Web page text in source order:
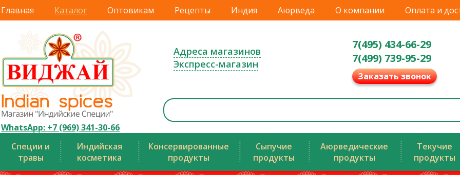
Главная Каталог Оптовикам Рецепты Индия Аюрведа О компании Оплата и
WhatsApp: +7 (969) 341-30-66
Адреса магазинов
Экспресс-магазин
7(495) 434-66-29
7(499) 739-95-29
Заказать звонок
Специи и
травы
Индийская
косметика
Консервированные
продукты
Сыпучие
продукты
Аюрведические
продукты
Текучие
продукты